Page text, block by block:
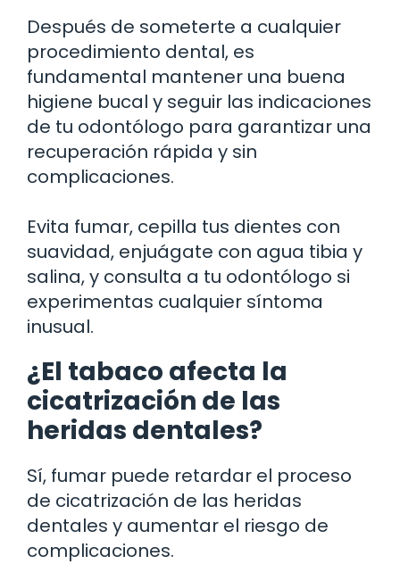
Después de someterte a cualquier
procedimiento dental, es
fundamental mantener una buena
higiene bucal y seguir las indicaciones
de tu odontólogo para garantizar una
recuperación rápida y sin
complicaciones.
Evita fumar, cepilla tus dientes con
suavidad, enjuágate con agua tibia y
salina, y consulta a tu odontólogo si
experimentas cualquier síntoma
inusual.
¿El tabaco afecta la
cicatrización de las
heridas dentales?
Sí, fumar puede retardar el proceso
de cicatrización de las heridas
dentales y aumentar el riesgo de
complicaciones.